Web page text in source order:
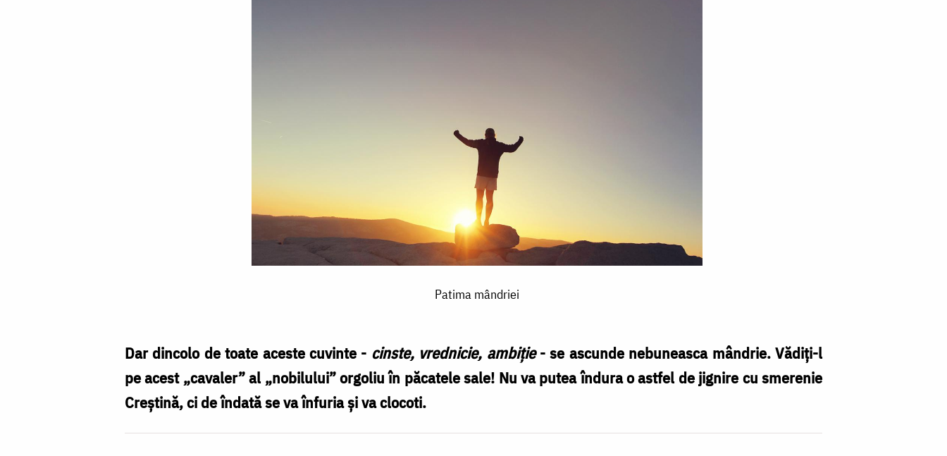
Patima mândriei
Dar dincolo de toate aceste cuvinte - cinste, vrednicie, ambiție- se ascunde nebuneasca mândrie. Vădiți-l
pe acest „cavaler” al „nobilului” orgoliu în păcatele sale! Nu va putea îndura o astfel de jignire cu smerenie
Creștină, ci de îndată se va înfuria și va clocoti.